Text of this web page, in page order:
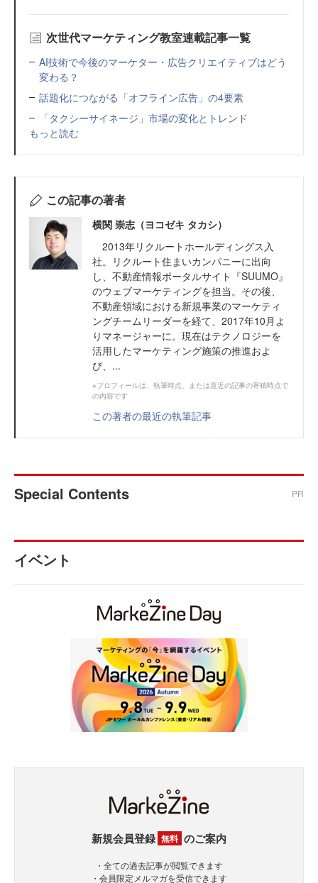
次世代マーケティング教室連載記事一覧
AI技術で今後のマーケター・広告クリエイティブはどう
変わる？
話題化につながる「オフライン広告」の4要素
「タクシーサイネージ」市場の変化とトレンド
もっと読む
この記事の著者
横関 崇志（ヨコゼキ タカシ）
2013年リクルートホールディングス入
社。リクルート住まいカンパニーに出向
し、不動産情報ポータルサイト『SUUMO』
のウェブマーケティングを担当。その後、
不動産領域における新規事業のマーケティ
ングチームリーダーを経て、2017年10月よ
りマネージャーに。現在はテクノロジーを
活用したマーケティング施策の推進およ
び、...
※プロフィールは、執筆時点、または直近の記事の寄稿時点で
の内容です
この著者の最近の執筆記事
Special Contents PR
イベント
新規会員登録 無料 のご案内
・全ての過去記事が閲覧できます
・会員限定メルマガを受信できます